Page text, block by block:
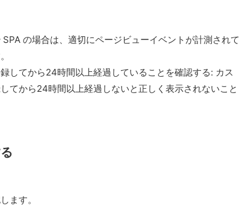
の場合は、適切にページビューイベントが計測されて
してから24時間以上経過していることを確認する: カス
てから24時間以上経過しないと正しく表示されないこと
ます。